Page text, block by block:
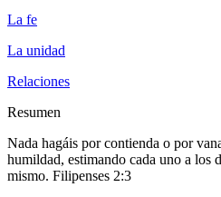
La fe
La unidad
Relaciones
Resumen
Nada hagáis por contienda o por
humildad, estimando cada uno a los
mismo. Filipenses 2:3